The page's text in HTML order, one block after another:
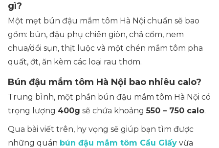
gì?
Một mẹt bún đậu mắm tôm Hà Nội chuẩn sẽ bao
gồm: bún, đậu phụ chiên giòn, chả cốm, nem
chua/dồi sụn, thịt luộc và một chén mắm tôm pha
quất, ớt, ăn kèm các loại rau thơm.
Bún đậu mắm tôm Hà Nội bao nhiêu calo?
Trung bình, một phần bún đậu mắm tôm Hà Nội có
trọng lượng 400g sẽ chứa khoảng550 – 750 calo.
Qua bài viết trên, hy vọng sẽ giúp bạn tìm được
những quán bún đậu mắm tôm Cầu Giấy vừa